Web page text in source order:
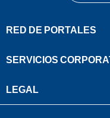
RED DE PORTALES
SERVICIOS
LEGAL